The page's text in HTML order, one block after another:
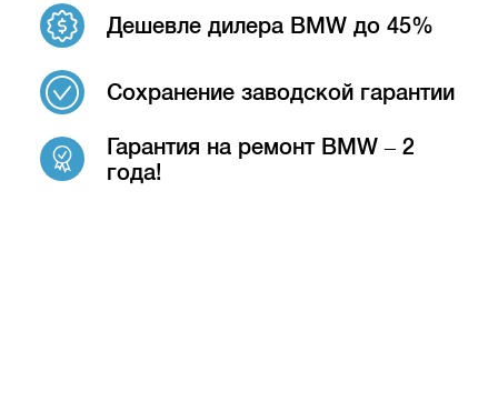
Дешевле дилера BMW до 45%
Сохранение заводской гарантии
Гарантия на ремонт BMW – 2
года!